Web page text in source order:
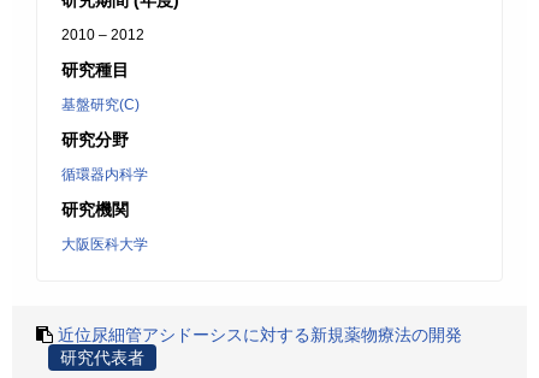
2010 – 2012
研究種目
基盤研究(C)
研究分野
循環器内科学
研究機関
大阪医科大学
近位尿細管アシドーシスに対する新規薬物療法の開発
研究代表者